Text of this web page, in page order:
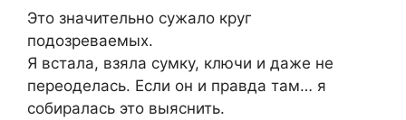
Это значительно сужало круг
подозреваемых.
Я встала, взяла сумку, ключи и даже не
переоделась. Если он и правда там… я
собиралась это выяснить.